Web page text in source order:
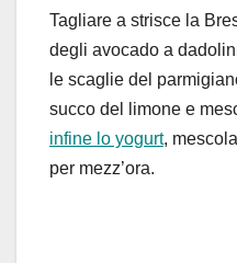
Tagliare a strisce la
degli avocado a
le scaglie del
succo del limone e
infine lo yogurt,
per mezz’ora.